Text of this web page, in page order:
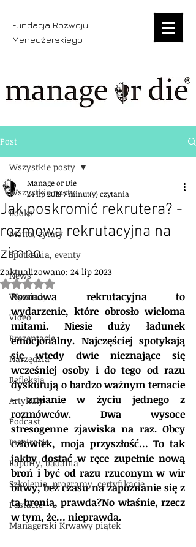
Fundacja Rozwoju
Menedżerskiego
Post
Wszystkie posty
Books
Motta, cytaty
Spotkania, eventy
News
Wywiady
Video
Prezentacje
Narzędzia
Refleksja
Artykuły
Podcast
Inspiracje
Raporty, badania
Szkolenia, programy, certyfikacje
Postacie
Managerski Krwawy piątek
Wszystkie posty
Jak poskromić rekrutera? -
rozmowa rekrutacyjna na
zimno
Manage or Die
24 lip 20187 minut(y) czytania
Zaktualizowano: 24 lip 2023
Oceniono na NaN z 5 gwiazdek.
Rozmowa rekrutacyjna to
wydarzenie, które obrosło wieloma
mitami. Niesie duży ładunek
emocjonalny. Najczęściej spotykają
się wtedy dwie nieznające się
wcześniej osoby i do tego od razu
dyskutują o bardzo ważnym temacie
– zmianie w życiu jednego z
rozmówców. Dwa wysoce
stresogenne zjawiska na raz. Obcy
człowiek, moja przyszłość… To tak
jakby dostać w ręce zupełnie nową
broń i być od razu rzuconym w wir
bitwy, bez czasu na zapoznanie się z
tą bronią, prawda?No właśnie, rzecz
w tym, że… nieprawda.